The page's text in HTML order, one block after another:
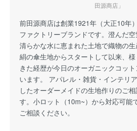
田源商店」
前田源商店は創業1921年（大正10年
ファクトリーブランドです。澄んだ
清らかな水に恵まれた土地で織物の生
絹の傘生地からスタートして以来、
きた経歴が今日のオーガニックコッ
います。 アパレル・雑貨・インテリ
したオーダーメイドの生地作りのご
す。小ロット（10m~）から対応可能
ご相談ください。